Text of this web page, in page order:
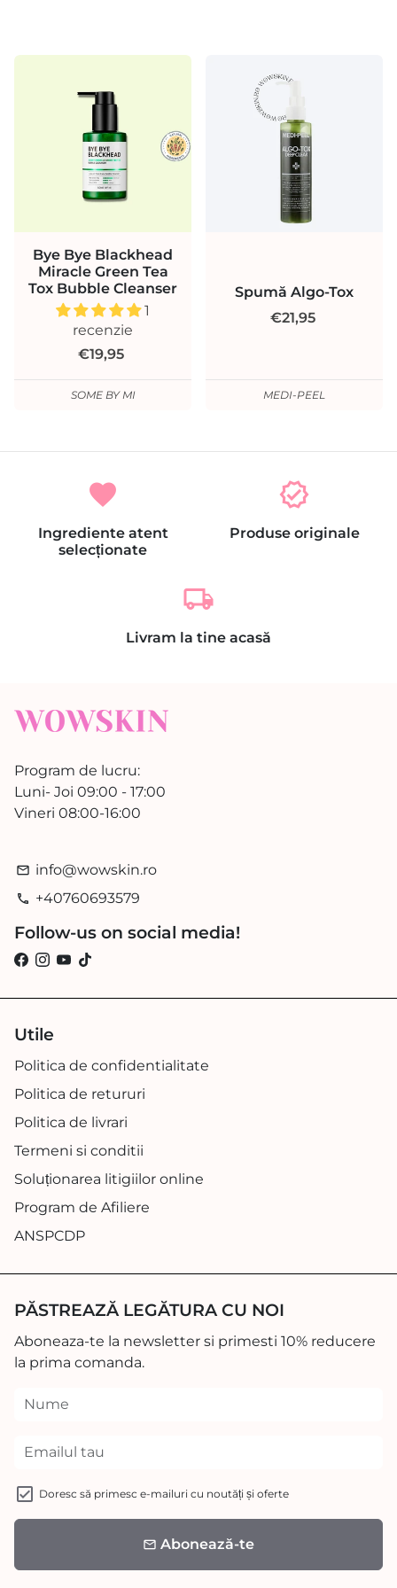
Bye Bye Blackhead
Miracle Green Tea
Tox Bubble Cleanser
1
recenzie
€19,95
SOME BY MI
Spumă Algo-Tox
€21,95
MEDI-PEEL
favorite
Ingrediente atent
selecționate
verified
Produse originale
local_shipping
Livram la tine acasă
Program de lucru:
Luni- Joi 09:00 - 17:00
Vineri 08:00-16:00
email info@wowskin.ro
phone +40760693579
Follow-us on social media!
Utile
Politica de confidentialitate
Politica de retururi
Politica de livrari
Termeni si conditii
Soluționarea litigiilor online
Program de Afiliere
ANSPCDP
PĂSTREAZĂ LEGĂTURA CU NOI
Aboneaza-te la newsletter si primesti 10% reducere
la prima comanda.
Doresc să primesc e-mailuri cu noutăți și oferte
email Abonează-te